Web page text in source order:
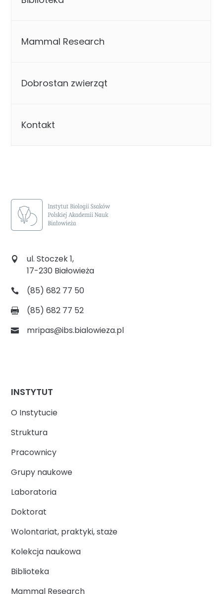
Mammal Research
Dobrostan zwierząt
Kontakt
ul. Stoczek 1,
17-230 Białowieża
(85) 682 77 50
(85) 682 77 52
mripas@ibs.bialowieza.pl
INSTYTUT
O Instytucie
Struktura
Pracownicy
Grupy naukowe
Laboratoria
Doktorat
Wolontariat, praktyki, staże
Kolekcja naukowa
Biblioteka
Mammal Research